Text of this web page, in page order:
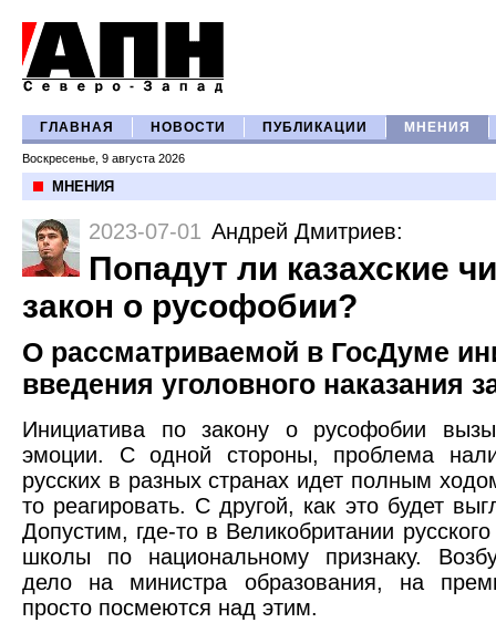
ГЛАВНАЯ НОВОСТИ ПУБЛИКАЦИИ МНЕНИЯ
Воскресенье, 9 августа 2026
МНЕНИЯ
2023-07-01 Андрей Дмитриев:
Попадут ли казахские
закон о русофобии?
О рассматриваемой в ГосДуме
введения уголовного наказания
Инициатива по закону о русофобии
эмоции. С одной стороны, проблема
русских в разных странах идет полным
то реагировать. С другой, как это будет
Допустим, где-то в Великобритании
школы по национальному признаку.
дело на министра образования, на
просто посмеются над этим.